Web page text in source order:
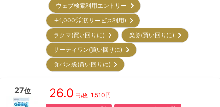
ウェブ検索利用エントリー
＋1,000㌽(初サービス利用)
ラクマ(買い回りに)
楽券(買い回りに)
サーティワン(買い回りに)
食パン袋(買い回りに)
27位 26.0 円/枚 1,510円